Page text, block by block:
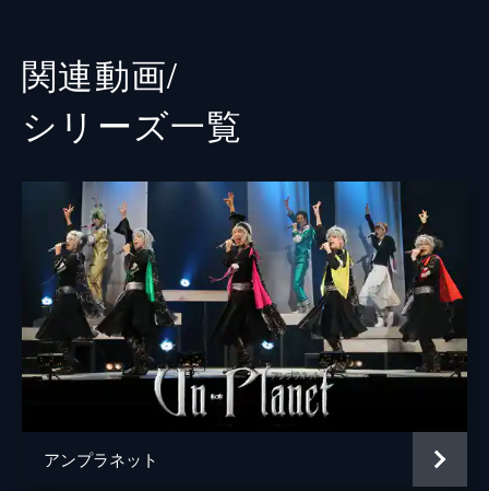
尾関陸
鳥羽潤
脚本 亀田真二郎
音楽 大石憲一郎
演出 亀田真二郎
関連動画/
シリーズ⼀覧
アンプラネット